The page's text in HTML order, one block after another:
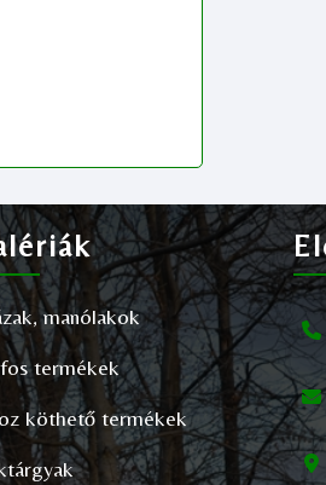
manólakok
termékek
köthető termékek